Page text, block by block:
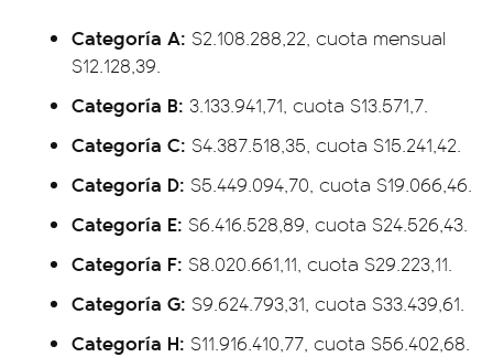
Categoría A: $2.108.288,22, cuota mensual
$12.128,39.
Categoría B: 3.133.941,71, cuota $13.571,7.
Categoría C: $4.387.518,35, cuota $15.241,42.
Categoría D: $5.449.094,70, cuota $19.066,46.
Categoría E: $6.416.528,89, cuota $24.526,43.
Categoría F: $8.020.661,11, cuota $29.223,11.
Categoría G: $9.624.793,31, cuota $33.439,61.
Categoría H: $11.916.410,77, cuota $56.402,68.